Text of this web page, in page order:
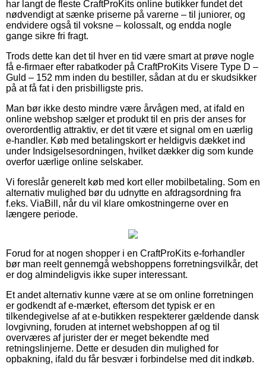
har langt de fleste CraftProKits online butikker fundet det
nødvendigt at sænke priserne på varerne – til juniorer, og
endvidere også til voksne – kolossalt, og endda nogle
gange sikre fri fragt.
Trods dette kan det til hver en tid være smart at prøve nogle
få e-firmaer efter rabatkoder på CraftProKits Visere Type D –
Guld – 152 mm inden du bestiller, sådan at du er skudsikker
på at få fat i den prisbilligste pris.
Man bør ikke desto mindre være årvågen med, at ifald en
online webshop sælger et produkt til en pris der anses for
overordentlig attraktiv, er det tit være et signal om en uærlig
e-handler. Køb med betalingskort er heldigvis dækket ind
under Indsigelsesordningen, hvilket dækker dig som kunde
overfor uærlige online selskaber.
Vi foreslår generelt køb med kort eller mobilbetaling. Som en
alternativ mulighed bør du udnytte en afdragsordning fra
f.eks. ViaBill, når du vil klare omkostningerne over en
længere periode.
Forud for at nogen shopper i en CraftProKits e-forhandler
bør man reelt gennemgå webshoppens forretningsvilkår, det
er dog almindeligvis ikke super interessant.
Et andet alternativ kunne være at se om online forretningen
er godkendt af e-mærket, eftersom det typisk er en
tilkendegivelse af at e-butikken respekterer gældende dansk
lovgivning, foruden at internet webshoppen af og til
overværes af jurister der er meget bekendte med
retningslinjerne. Dette er desuden din mulighed for
opbakning, ifald du får besvær i forbindelse med dit indkøb.